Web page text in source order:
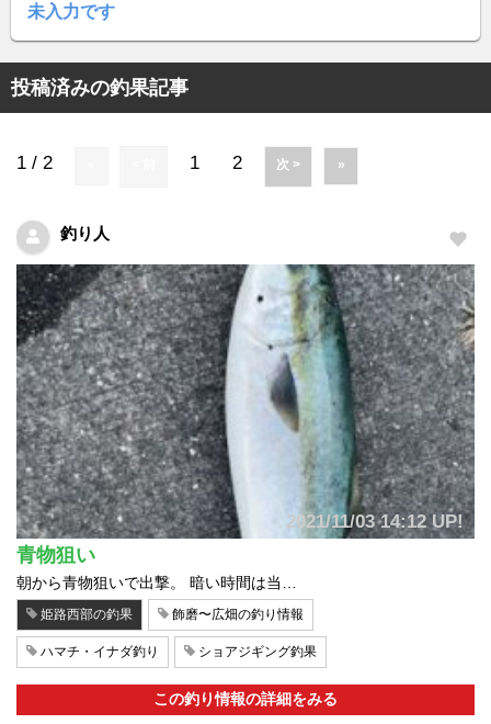
未入力です
投稿済みの釣果記事
1 / 2 1 2 次 > »
釣り人
2021/11/03 14:12 UP!
青物狙い
朝から青物狙いで出撃。 暗い時間は当…
姫路西部の釣果 飾磨〜広畑の釣り情報
ハマチ・イナダ釣り ショアジギング釣果
この釣り情報の詳細をみる